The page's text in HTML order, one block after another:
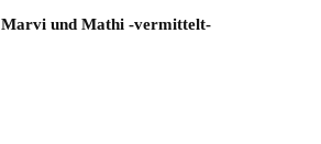
Marvi und Mathi -vermittelt-